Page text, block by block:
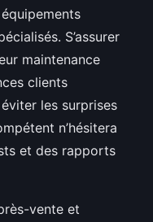
S’assurer
maintenance
clients
les surprises
n’hésitera
et des rapports
vente et